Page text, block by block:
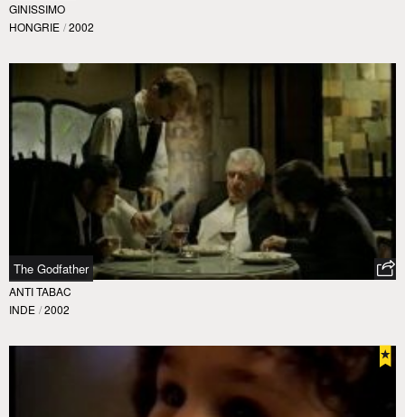
GINISSIMO
HONGRIE / 2002
The Godfather
ANTI TABAC
INDE / 2002